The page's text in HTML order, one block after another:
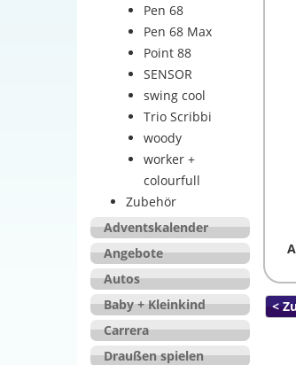
Pen 68
Pen 68 Max
Point 88
SENSOR
swing cool
Trio Scribbi
woody
worker +
colourfull
Zubehör
Adventskalender
Angebote
Autos
Baby + Kleinkind
Carrera
Draußen spielen
<